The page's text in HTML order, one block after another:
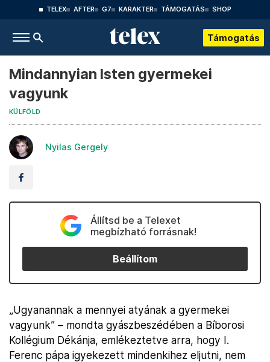
TELEX AFTER G7 KARAKTER TÁMOGATÁS SHOP
Támogatás
Mindannyian Isten gyermekei
vagyunk
KÜLFÖLD
Nyilas Gergely
Állítsd be a Telexet
megbízható forrásnak!
Beállítom
„Ugyanannak a mennyei atyának a gyermekei
vagyunk” – mondta gyászbeszédében a Bíborosi
Kollégium Dékánja, emlékeztetve arra, hogy I.
Ferenc pápa igyekezett mindenkihez eljutni, nem